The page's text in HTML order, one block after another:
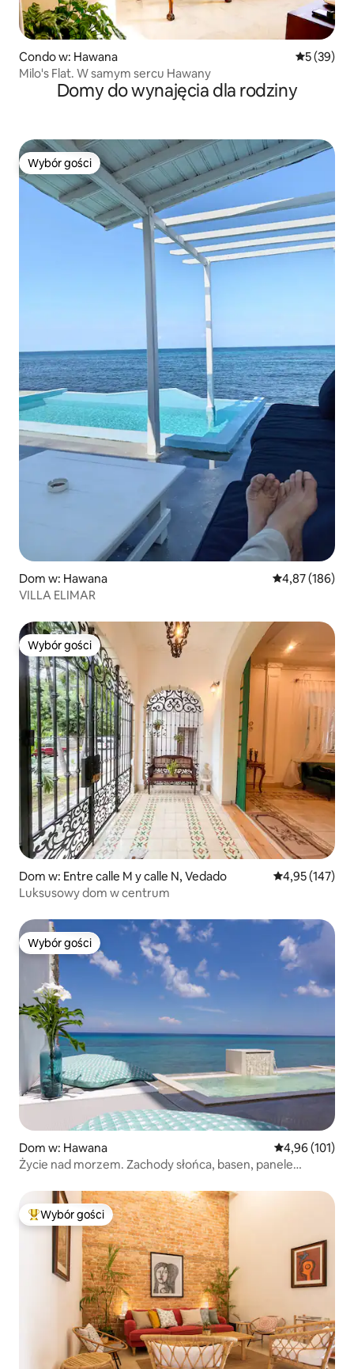
Condo w: Hawana Średnia
5 (39)
Milo's Flat. W samym sercu Hawany
Domy do wynajęcia dla rodziny
Wybór gości
Wybór gości
Dom w: Hawana Średnia
4,87 (186)
VILLA ELIMAR
Wybór gości
Wybór gości
Dom w: Entre calle M y calle N, Vedado Średnia
4,95 (147)
Luksusowy dom w centrum
Wybór gości
Wybór gości
Dom w: Hawana Średnia
4,96 (101)
Życie nad morzem. Zachody słońca, basen, panele
Najpopularniejsze z kategorii Wybór gości
Wybór gości